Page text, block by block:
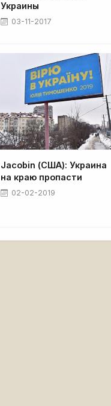
Украины
03-11-2017
Jacobin (США): Украина
на краю пропасти
02-02-2019